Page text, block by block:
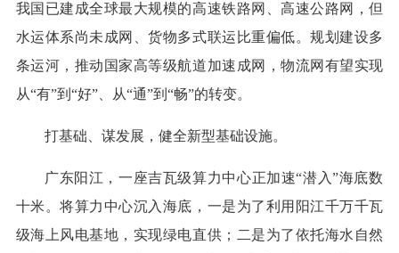
我国已建成全球最大规模的高速铁路网、高速公路网，但
水运体系尚未成网、货物多式联运比重偏低。规划建设多
条运河，推动国家高等级航道加速成网，物流网有望实现
从“有”到“好”、从“通”到“畅”的转变。
打基础、谋发展，健全新型基础设施。
广东阳江，一座吉瓦级算力中心正加速“潜入”海底数
十米。将算力中心沉入海底，一是为了利用阳江千万千瓦
级海上风电基地，实现绿电直供；二是为了依托海水自然